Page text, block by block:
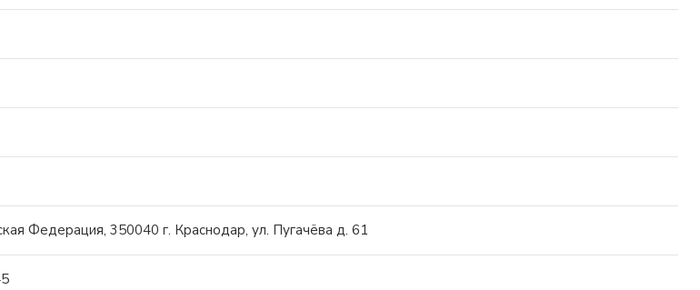
Федерация, 350040 г. Краснодар, ул. Пугачёва д. 61